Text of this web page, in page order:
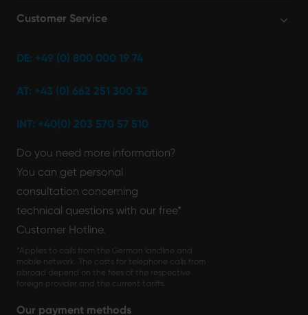
Customer Service
DE: +49 (0) 800 000 19 74
AT: +43 (0) 662 251 300 32
INT: +40(0) 203 570 57 510
Do you need more information?
You can get personal
consultation concerning
technical questions with our free*
Customer Hotline.
*Applies to calls from the German landline and
mobile network. The costs for telephone calls from
abroad depend on the fees of the respective
foreign provider and the current tariffs.
Our payment methods